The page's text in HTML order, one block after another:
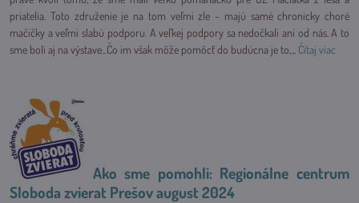
priatelia. Toto združenie je na tom veľmi zle - majú samé chronicky choré
mačičky a veľmi slabú podporu. A veľkej podpory sa nedočkali ani od nás. A to
sme boli aj na výstave...Čo im však môže pomôcť do budúcna je to,... Čítaj viac
Ako sme pomohli: Regionálne centrum
Sloboda zvierat Prešov august 2024